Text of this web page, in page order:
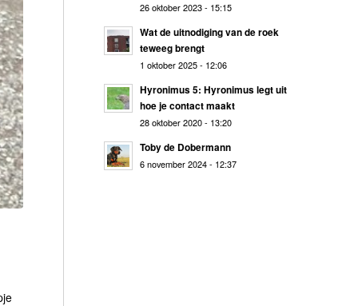
26 oktober 2023 - 15:15
Wat de uitnodiging van de roek
teweeg brengt
1 oktober 2025 - 12:06
Hyronimus 5: Hyronimus legt uit
hoe je contact maakt
28 oktober 2020 - 13:20
Toby de Dobermann
6 november 2024 - 12:37